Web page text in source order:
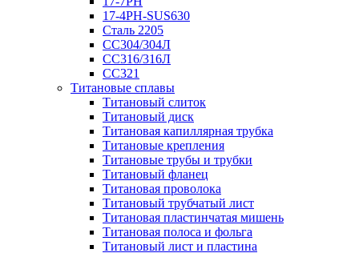
17-4PH-SUS630
Сталь 2205
СС304/304Л
СС316/316Л
СС321
Титановые сплавы
Титановый слиток
Титановый диск
Титановая капиллярная трубка
Титановые крепления
Титановые трубы и трубки
Титановый фланец
Титановая проволока
Титановый трубчатый лист
Титановая пластинчатая мишень
Титановая полоса и фольга
Титановый лист и пластина